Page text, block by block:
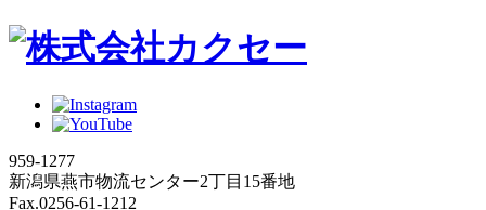
959-1277
新潟県燕市物流センター2丁目15番地
Fax.0256-61-1212